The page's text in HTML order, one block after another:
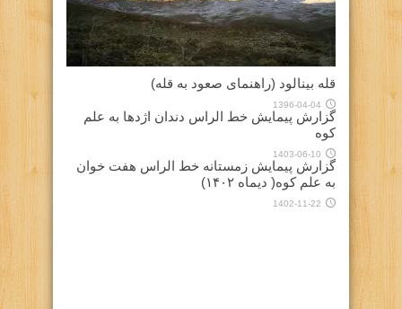
قله بینالود (راهنمای صعود به قله)
1396-04-04
گزارش پیمایش خط الراس دندان اژدها به علم
کوه
1403-06-10
گزارش پیمایش زمستانه خط الراس هفت خوان
به علم کوه( دیماه ۱۴۰۲)
1402-11-22